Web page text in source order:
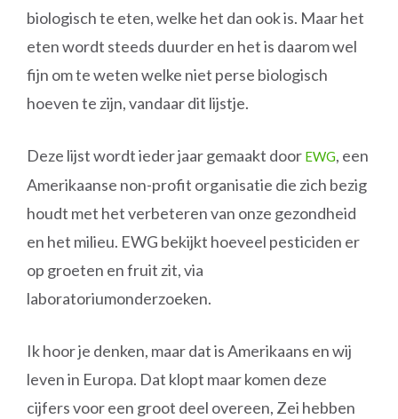
biologisch te eten, welke het dan ook is. Maar het
eten wordt steeds duurder en het is daarom wel
fijn om te weten welke niet perse biologisch
hoeven te zijn, vandaar dit lijstje.
Deze lijst wordt ieder jaar gemaakt door EWG, een
Amerikaanse non-profit organisatie die zich bezig
houdt met het verbeteren van onze gezondheid
en het milieu. EWG bekijkt hoeveel pesticiden er
op groeten en fruit zit, via
laboratoriumonderzoeken.
Ik hoor je denken, maar dat is Amerikaans en wij
leven in Europa. Dat klopt maar komen deze
cijfers voor een groot deel overeen, Zei hebben